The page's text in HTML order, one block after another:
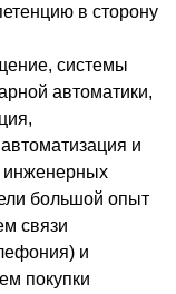
в сторону
системы
автоматики,
и
инженерных
большой опыт
связи
и
покупки